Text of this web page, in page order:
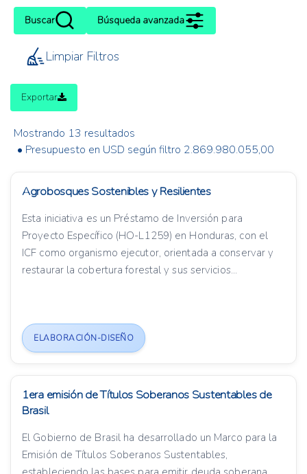
Buscar Búsqueda avanzada
Limpiar Filtros
Exportar
Mostrando 13 resultados
• Presupuesto en USD según filtro 2.869.980.055,00
Agrobosques Sostenibles y Resilientes
Esta iniciativa es un Préstamo de Inversión para
Proyecto Específico (HO-L1259) en Honduras, con el
ICF como organismo ejecutor, orientada a conservar y
restaurar la cobertura forestal y sus servicios...
ELABORACIÓN-DISEÑO
1era emisión de Títulos Soberanos Sustentables de
Brasil
El Gobierno de Brasil ha desarrollado un Marco para la
Emisión de Títulos Soberanos Sustentables,